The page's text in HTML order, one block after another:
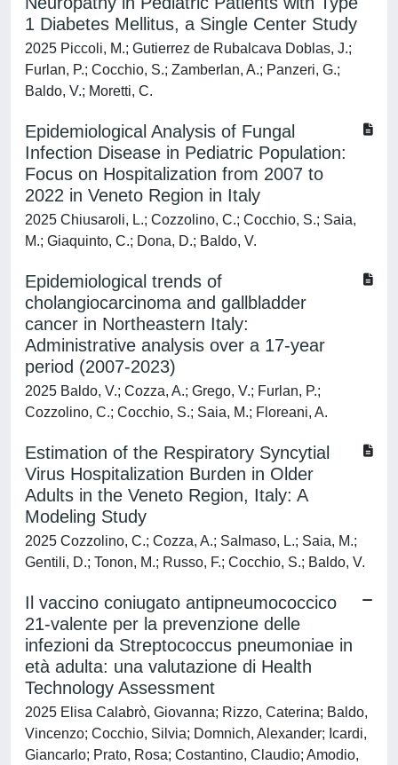
1 Diabetes Mellitus, a Single Center Study
2025 Piccoli, M.; Gutierrez de Rubalcava Doblas, J.;
Furlan, P.; Cocchio, S.; Zamberlan, A.; Panzeri, G.;
Baldo, V.; Moretti, C.
Epidemiological Analysis of Fungal
Infection Disease in Pediatric Population:
Focus on Hospitalization from 2007 to
2022 in Veneto Region in Italy
2025 Chiusaroli, L.; Cozzolino, C.; Cocchio, S.; Saia,
M.; Giaquinto, C.; Dona, D.; Baldo, V.
Epidemiological trends of
cholangiocarcinoma and gallbladder
cancer in Northeastern Italy:
Administrative analysis over a 17-year
period (2007-2023)
2025 Baldo, V.; Cozza, A.; Grego, V.; Furlan, P.;
Cozzolino, C.; Cocchio, S.; Saia, M.; Floreani, A.
Estimation of the Respiratory Syncytial
Virus Hospitalization Burden in Older
Adults in the Veneto Region, Italy: A
Modeling Study
2025 Cozzolino, C.; Cozza, A.; Salmaso, L.; Saia, M.;
Gentili, D.; Tonon, M.; Russo, F.; Cocchio, S.; Baldo, V.
Il vaccino coniugato antipneumococcico
21-valente per la prevenzione delle
infezioni da Streptococcus pneumoniae in
età adulta: una valutazione di Health
Technology Assessment
2025 Elisa Calabrò, Giovanna; Rizzo, Caterina; Baldo,
Vincenzo; Cocchio, Silvia; Domnich, Alexander; Icardi,
Giancarlo; Prato, Rosa; Costantino, Claudio; Amodio,